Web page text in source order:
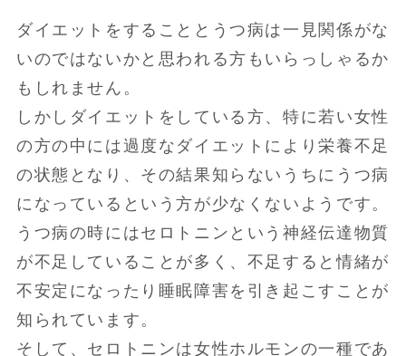
ダイエットをすることとうつ病は一見関係がな
いのではないかと思われる方もいらっしゃるか
もしれません。
しかしダイエットをしている方、特に若い女性
の方の中には過度なダイエットにより栄養不足
の状態となり、その結果知らないうちにうつ病
になっているという方が少なくないようです。
うつ病の時にはセロトニンという神経伝達物質
が不足していることが多く、不足すると情緒が
不安定になったり睡眠障害を引き起こすことが
知られています。
そして、セロトニンは女性ホルモンの一種であ